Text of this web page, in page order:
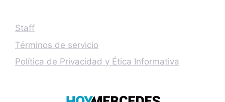
Staff
Términos de servicio
Política de Privacidad y Ética Informativa